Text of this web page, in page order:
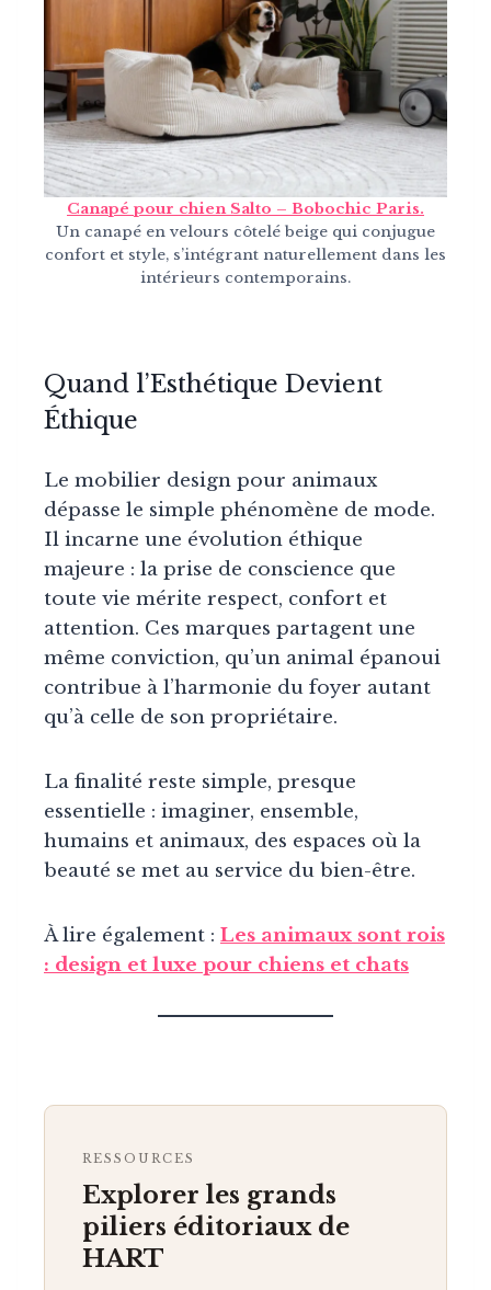
Canapé pour chien Salto – Bobochic Paris.
Un canapé en velours côtelé beige qui conjugue
confort et style, s’intégrant naturellement dans les
intérieurs contemporains.
Quand l’Esthétique Devient
Éthique
Le mobilier design pour animaux
dépasse le simple phénomène de mode.
Il incarne une évolution éthique
majeure : la prise de conscience que
toute vie mérite respect, confort et
attention. Ces marques partagent une
même conviction, qu’un animal épanoui
contribue à l’harmonie du foyer autant
qu’à celle de son propriétaire.
La finalité reste simple, presque
essentielle : imaginer, ensemble,
humains et animaux, des espaces où la
beauté se met au service du bien-être.
À lire également : Les animaux sont rois
: design et luxe pour chiens et chats
RESSOURCES
Explorer les grands
piliers éditoriaux de
HART